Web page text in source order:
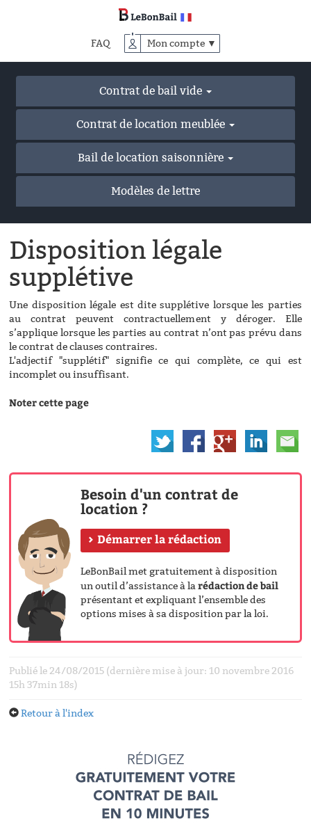
FAQ Mon compte ▼
Contrat de bail vide
Contrat de location meublée
Bail de location saisonnière
Modèles de lettre
Disposition légale
supplétive
Une disposition légale est dite supplétive lorsque les parties
au contrat peuvent contractuellement y déroger. Elle
s’applique lorsque les parties au contrat n’ont pas prévu dans
le contrat de clauses contraires.
L'adjectif "supplétif" signifie ce qui complète, ce qui est
incomplet ou insuffisant.
Noter cette page
Besoin d'un contrat de
location ?
Démarrer la rédaction
LeBonBail met gratuitement à disposition
un outil d’assistance à larédaction de bail
présentant et expliquant l’ensemble des
options mises à sa disposition par la loi.
Publié le 24/08/2015 (dernière mise à jour: 10 novembre 2016
15h 37min 18s)
Retour à l'index